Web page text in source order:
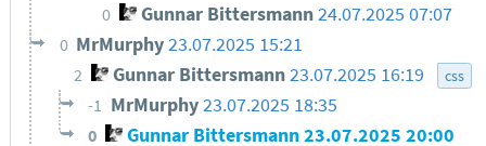
0 Gunnar Bittersmann24.07.2025 07:07
0 MrMurphy23.07.2025 15:21
2 Gunnar Bittersmann 23.07.2025 16:19 css
-1 MrMurphy23.07.2025 18:35
0 Gunnar Bittersmann23.07.2025 20:00